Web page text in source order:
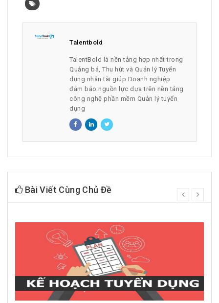
Talentbold
TalentBold là nền tảng hợp nhất trong
Quảng bá, Thu hút và Quản lý Tuyển
dụng nhân tài giúp Doanh nghiệp
đảm bảo nguồn lực dựa trên nền tảng
công nghệ phần mềm Quản lý tuyển
dụng
Bài Viết Cùng Chủ Đề
prev